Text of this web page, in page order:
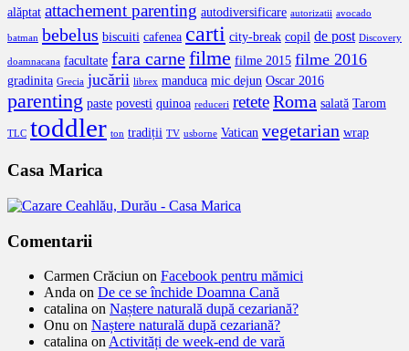
alăptat attachement parenting autodiversificare autorizatii avocado
batman bebelus biscuiti cafenea carti city-break copil de post Discovery
doamnacana facultate fara carnefilme filme 2015 filme 2016
gradinita Grecia jucării librex manduca mic dejun Oscar 2016
parenting paste povesti quinoa reduceri reteteRoma salată Tarom
TLC toddler ton tradiții TV usborne Vatican vegetarian wrap
Casa Marica
Comentarii
Carmen Crăciun on Facebook pentru mămici
Anda on De ce se închide Doamna Cană
catalina on Naștere naturală după cezariană?
Onu on Naștere naturală după cezariană?
catalina on Activități de week-end de vară